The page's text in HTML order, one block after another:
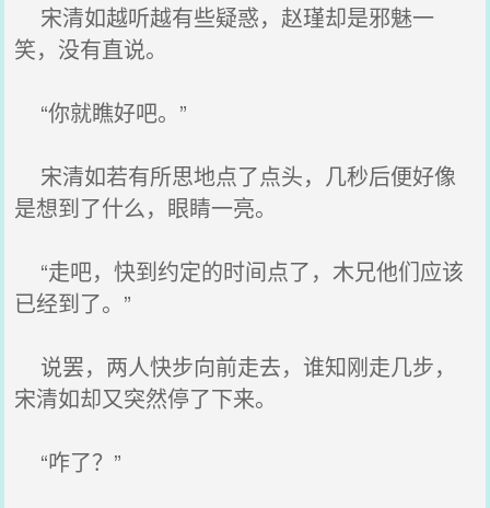
宋清如越听越有些疑惑，赵瑾却是邪魅一
笑，没有直说。
“你就瞧好吧。”
宋清如若有所思地点了点头，几秒后便好像
是想到了什么，眼睛一亮。
“走吧，快到约定的时间点了，木兄他们应该
已经到了。”
说罢，两人快步向前走去，谁知刚走几步，
宋清如却又突然停了下来。
“咋了？”